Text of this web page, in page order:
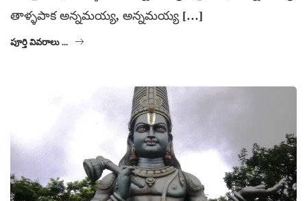
తాళ్ళపాక అన్నమయ్య, అన్నమయ్య […]
పూర్తి వివరాలు ...